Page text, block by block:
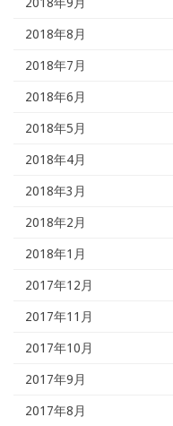
2018年9月
2018年8月
2018年7月
2018年6月
2018年5月
2018年4月
2018年3月
2018年2月
2018年1月
2017年12月
2017年11月
2017年10月
2017年9月
2017年8月